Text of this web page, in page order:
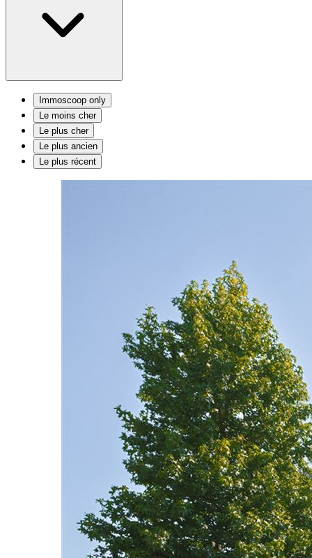
Immoscoop only
Le moins cher
Le plus cher
Le plus ancien
Le plus récent